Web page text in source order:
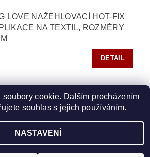
LOVE NAŽEHLOVACÍ HOT-FIX
NA TEXTIL, ROZMĚRY
DETAIL
| Vyšívací.cz | Crystalstyle.cz
HOT-FIX, všechna práva vyhrazena
soubory cookie. Dalším procházením
souhlas s jejich používáním.
NASTAVENÍ